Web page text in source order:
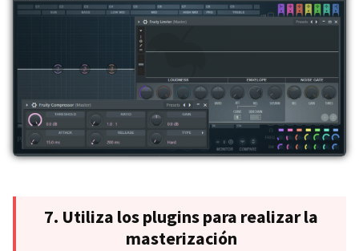
7. Utiliza los plugins para realizar la
masterización